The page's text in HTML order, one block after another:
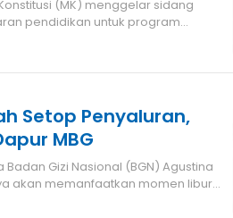
pendidikan untuk program
Setop Penyaluran,
MBG
Gizi Nasional (BGN) Agustina
akan memanfaatkan momen libur